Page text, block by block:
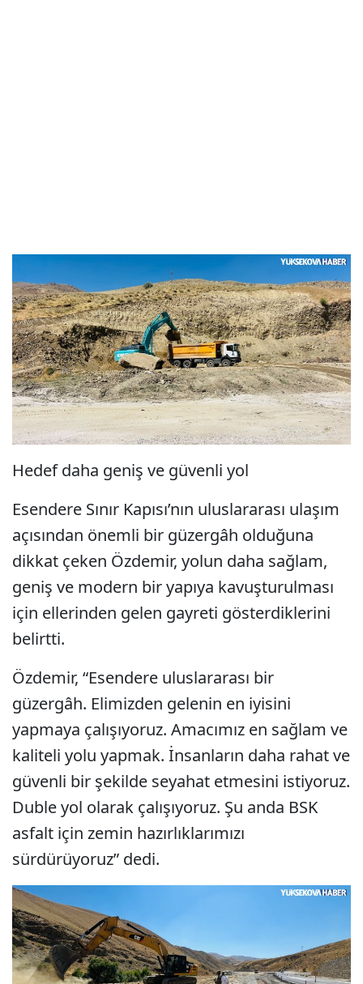
Hedef daha geniş ve güvenli yol
Esendere Sınır Kapısı’nın uluslararası ulaşım
açısından önemli bir güzergâh olduğuna
dikkat çeken Özdemir, yolun daha sağlam,
geniş ve modern bir yapıya kavuşturulması
için ellerinden gelen gayreti gösterdiklerini
belirtti.
Özdemir, “Esendere uluslararası bir
güzergâh. Elimizden gelenin en iyisini
yapmaya çalışıyoruz. Amacımız en sağlam ve
kaliteli yolu yapmak. İnsanların daha rahat ve
güvenli bir şekilde seyahat etmesini istiyoruz.
Duble yol olarak çalışıyoruz. Şu anda BSK
asfalt için zemin hazırlıklarımızı
sürdürüyoruz” dedi.